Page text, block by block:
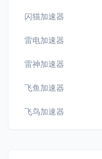
闪猫加速器
雷电加速器
雷神加速器
飞鱼加速器
飞鸟加速器